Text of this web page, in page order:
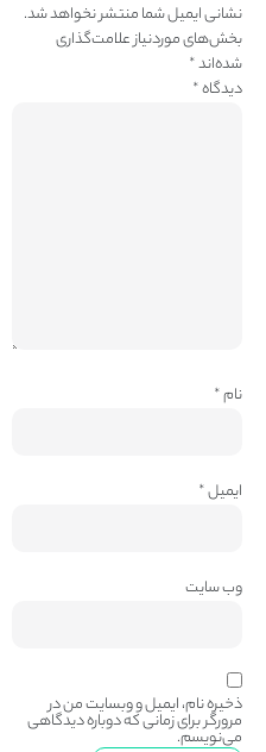
نشانی ایمیل شما منتشر نخواهد شد.
بخش‌های موردنیاز علامت‌گذاری
شده‌اند*
دیدگاه*
نام*
ایمیل*
وب‌ سایت
ذخیره نام، ایمیل و وبسایت من در
مرورگر برای زمانی که دوباره دیدگاهی
می‌نویسم.